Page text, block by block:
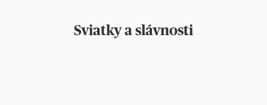
Sviatky a slávnosti